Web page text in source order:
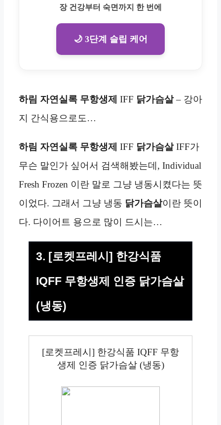
장 건강부터 숙면까지 한 번에
🌙 3단계 슬립 케어
하림 자연실록 무항생제 IFF 닭가슴살– 강아
지 간식용으로도…
하림 자연실록 무항생제 IFF 닭가슴살IFF가
무슨 말인가 싶어서 검색해봤는데, Individual
Fresh Frozen 이란 말로 그냥 냉동시켰다는 뜻
이었다. 그래서 그냥 냉동 닭가슴살이란 뜻이
다. 다이어트 용으로 많이 드시는…
3. [로켓프레시] 한강식품
IQFF 무항생제 인증 닭가슴살
(냉동)
[로켓프레시] 한강식품 IQFF 무항
생제 인증 닭가슴살 (냉동)